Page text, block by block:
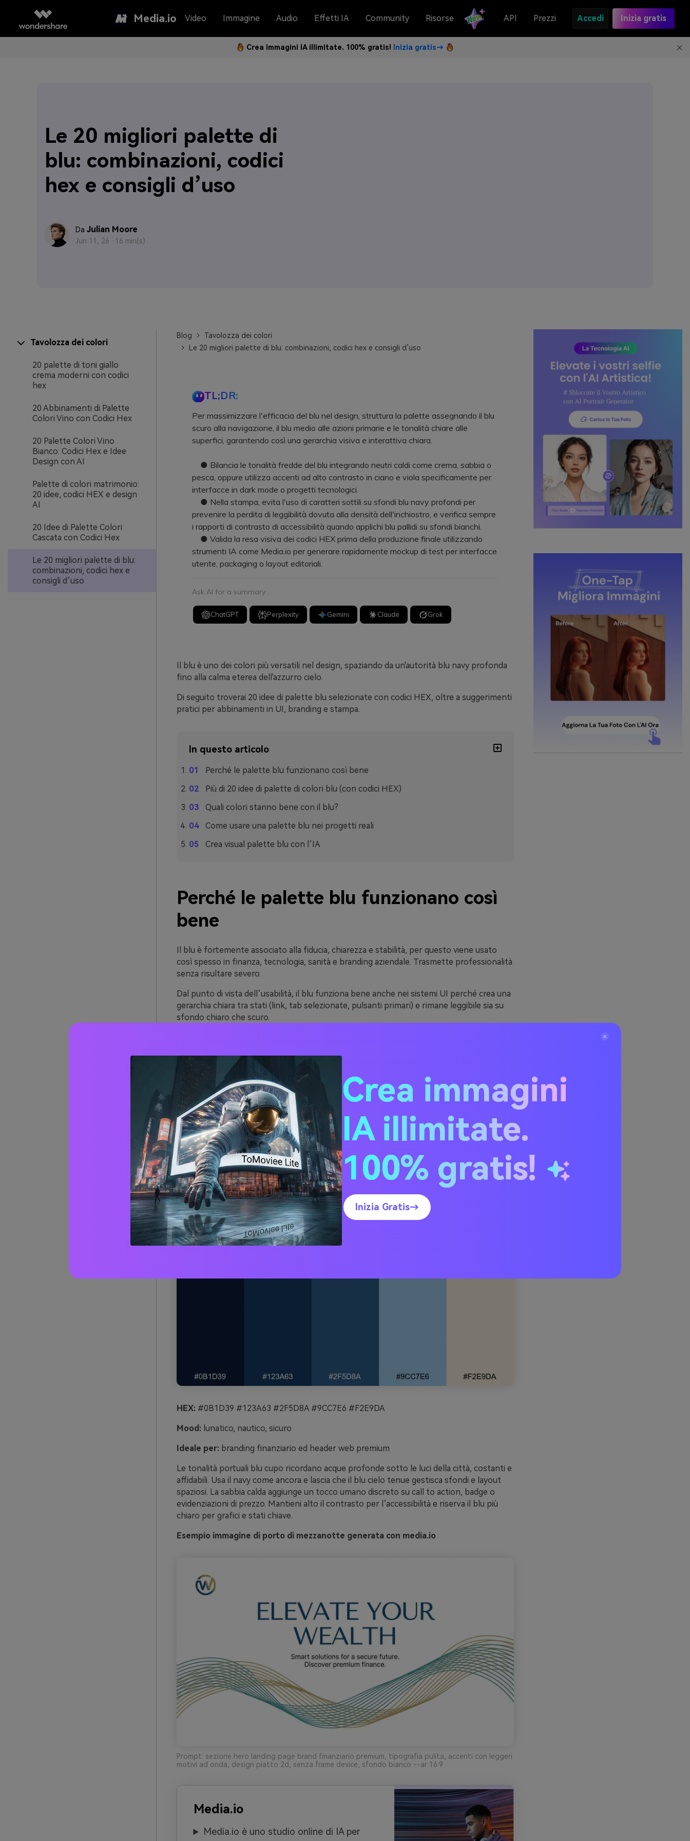
Media.io Video Immagine Audio Effetti IA Community Risorse API Prezzi Accedi Inizia gratis
Crea immagini IA illimitate. 100% gratis! Inizia gratis→
Le 20 migliori palette di
blu: combinazioni, codici
hex e consigli d’uso
Da Julian Moore
Jun 11, 26 · 16 min(s)
Tavolozza dei colori
20 palette di toni giallo
crema moderni con codici
hex
20 Abbinamenti di Palette
Colori Vino con Codici Hex
20 Palette Colori Vino
Bianco: Codici Hex e Idee
Design con AI
Palette di colori matrimonio:
20 idee, codici HEX e design
AI
20 Idee di Palette Colori
Cascata con Codici Hex
Le 20 migliori palette di blu:
combinazioni, codici hex e
consigli d’uso
Blog
Tavolozza dei colori
Le 20 migliori palette di blu: combinazioni, codici hex e consigli d’uso
TL;DR:
Per massimizzare l'efficacia del blu nel design, struttura la palette assegnando il blu
scuro alla navigazione, il blu medio alle azioni primarie e le tonalità chiare alle
superfici, garantendo così una gerarchia visiva e interattiva chiara.
● Bilancia le tonalità fredde del blu integrando neutri caldi come crema, sabbia o
pesca, oppure utilizza accenti ad alto contrasto in ciano e viola specificamente per
interfacce in dark mode o progetti tecnologici.
● Nella stampa, evita l'uso di caratteri sottili su sfondi blu navy profondi per
prevenire la perdita di leggibilità dovuta alla densità dell'inchiostro, e verifica sempre
i rapporti di contrasto di accessibilità quando applichi blu pallidi su sfondi bianchi.
● Valida la resa visiva dei codici HEX prima della produzione finale utilizzando
strumenti IA come Media.io per generare rapidamente mockup di test per interfacce
utente, packaging o layout editoriali.
Ask AI for a summary
ChatGPT Perplexity Gemini Claude Grok
Il blu è uno dei colori più versatili nel design, spaziando da un'autorità blu navy profonda
fino alla calma eterea dell'azzurro cielo.
Di seguito troverai 20 idee di palette blu selezionate con codici HEX, oltre a suggerimenti
pratici per abbinamenti in UI, branding e stampa.
In questo articolo
Perché le palette blu funzionano così bene
Più di 20 idee di palette di colori blu (con codici HEX)
Quali colori stanno bene con il blu?
Come usare una palette blu nei progetti reali
Crea visual palette blu con l’IA
Perché le palette blu funzionano così
bene
Il blu è fortemente associato alla fiducia, chiarezza e stabilità, per questo viene usato
così spesso in finanza, tecnologia, sanità e branding aziendale. Trasmette professionalità
senza risultare severo.
Dal punto di vista dell’usabilità, il blu funziona bene anche nei sistemi UI perché crea una
gerarchia chiara tra stati (link, tab selezionate, pulsanti primari) e rimane leggibile sia su
sfondo chiaro che scuro.
mantenendo sempre un aspetto coerente.
Più di 20 idee di palette di colori blu
(con codici HEX)
1) Porto di Mezzanotte
HEX:#0B1D39 #123A63 #2F5D8A #9CC7E6 #F2E9DA
Mood:lunatico, nautico, sicuro
Ideale per:branding finanziario ed header web premium
Le tonalità portuali blu cupo ricordano acque profonde sotto le luci della città, costanti e
affidabili. Usa il navy come ancora e lascia che il blu cielo tenue gestisca sfondi e layout
spaziosi. La sabbia calda aggiunge un tocco umano discreto su call to action, badge o
evidenziazioni di prezzo. Mantieni alto il contrasto per l’accessibilità e riserva il blu più
chiaro per grafici e stati chiave.
Esempio immagine di porto di mezzanotte generata con media.io
Prompt: sezione hero landing page brand finanziario premium, tipografia pulita, accenti con leggeri
motivi ad onda, design piatto 2d, senza frame device, sfondo bianco --ar 16:9
Media.io
Media.io è uno studio online di IA per
Crea immagini
IA illimitate.
100% gratis!
Inizia Gratis→